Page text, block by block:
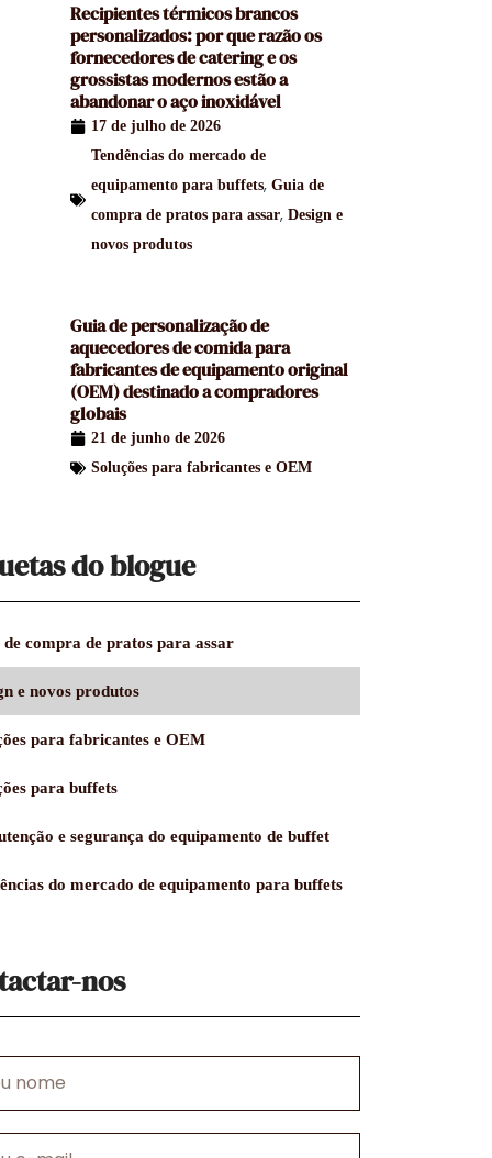
Recipientes térmicos brancos
personalizados: por que razão os
fornecedores de catering e os
grossistas modernos estão a
abandonar o aço inoxidável
17 de julho de 2026
Tendências do mercado de
equipamento para buffets,Guia de
compra de pratos para assar,Design e
novos produtos
Guia de personalização de
aquecedores de comida para
fabricantes de equipamento original
(OEM) destinado a compradores
globais
21 de junho de 2026
Soluções para fabricantes e OEM
do blogue
de compra de pratos para assar
e novos produtos
para fabricantes e OEM
para buffets
e segurança do equipamento de buffet
do mercado de equipamento para buffets
nos